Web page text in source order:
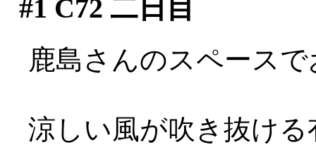
#1 C72 二日目
鹿島さんのスペース
涼しい風が吹き抜け